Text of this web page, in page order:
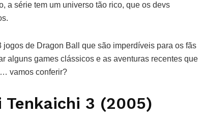
a série tem um universo tão rico, que os devs
de Dragon Ball que são imperdíveis para os fãs
alguns games clássicos e as aventuras recentes que
vamos conferir?
Tenkaichi 3 (2005)